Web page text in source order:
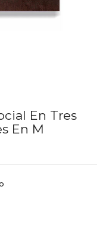
En Tres
En M